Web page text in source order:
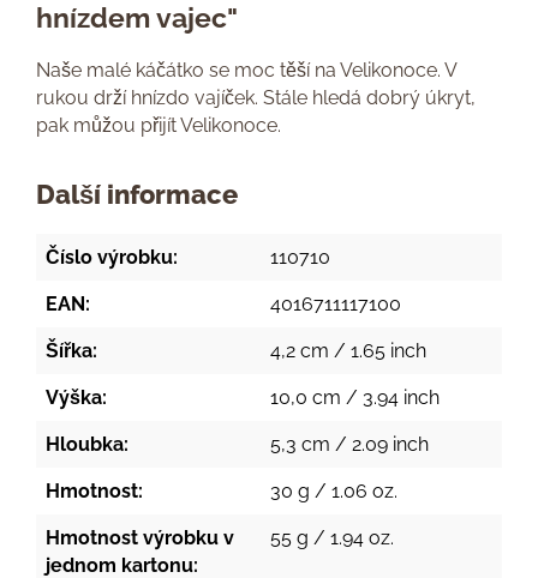
hnízdem vajec"
Naše malé káčátko se moc těší na Velikonoce. V
rukou drží hnízdo vajíček. Stále hledá dobrý úkryt,
pak můžou přijít Velikonoce.
Další informace
Číslo výrobku: 110710
EAN: 4016711117100
Šířka: 4,2 cm / 1.65 inch
Výška: 10,0 cm / 3.94 inch
Hloubka: 5,3 cm / 2.09 inch
Hmotnost: 30 g / 1.06 oz.
Hmotnost výrobku v
jednom kartonu:
55 g / 1.94 oz.